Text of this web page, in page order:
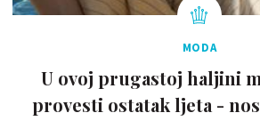
MODA
U ovoj prugastoj haljini
provesti ostatak ljeta -